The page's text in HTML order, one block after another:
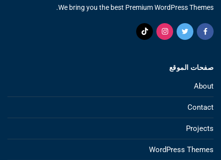
We bring you the best Premium WordPress Themes.
صفحات الموقع
About
Contact
Projects
WordPress Themes